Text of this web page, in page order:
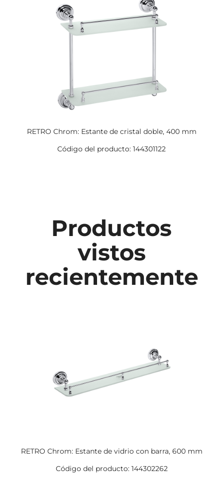
RETRO Chrom: Estante de cristal doble, 400 mm
Código del producto: 144301122
Productos
vistos
recientemente
RETRO Chrom: Estante de vidrio con barra, 600 mm
Código del producto: 144302262